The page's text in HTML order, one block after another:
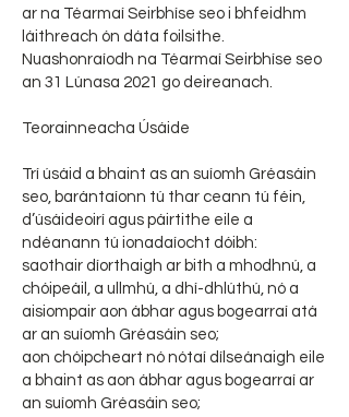
ar na Téarmaí Seirbhíse seo i bhfeidhm
láithreach ón dáta foilsithe.
Nuashonraíodh na Téarmaí Seirbhíse seo
an 31 Lúnasa 2021 go deireanach.
Teorainneacha Úsáide
Trí úsáid a bhaint as an suíomh Gréasáin
seo, barántaíonn tú thar ceann tú féin,
d’úsáideoirí agus páirtithe eile a
ndéanann tú ionadaíocht dóibh:
saothair díorthaigh ar bith a mhodhnú, a
chóipeáil, a ullmhú, a dhí-dhlúthú, nó a
aisiompair aon ábhar agus bogearraí atá
ar an suíomh Gréasáin seo;
aon chóipcheart nó nótaí dílseánaigh eile
a bhaint as aon ábhar agus bogearraí ar
an suíomh Gréasáin seo;